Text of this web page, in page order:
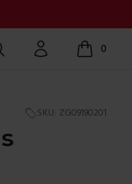
Account 0
items in
SKU: ZG09190201